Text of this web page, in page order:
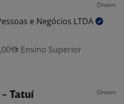
Ontem
e Negócios LTDA
Ensino Superior
- Tatuí Ontem